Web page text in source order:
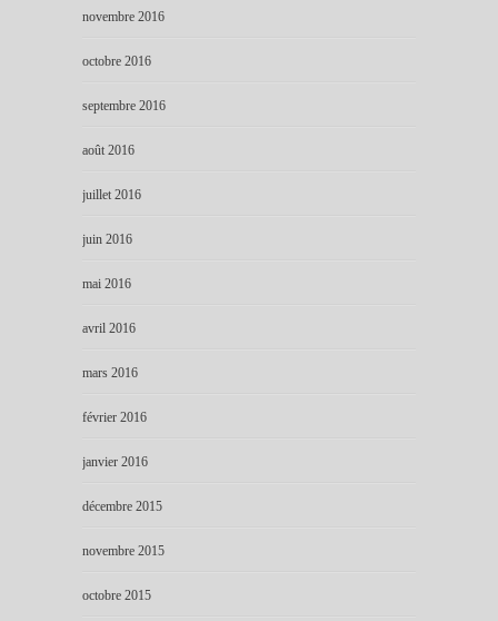
novembre 2016
octobre 2016
septembre 2016
août 2016
juillet 2016
juin 2016
mai 2016
avril 2016
mars 2016
février 2016
janvier 2016
décembre 2015
novembre 2015
octobre 2015